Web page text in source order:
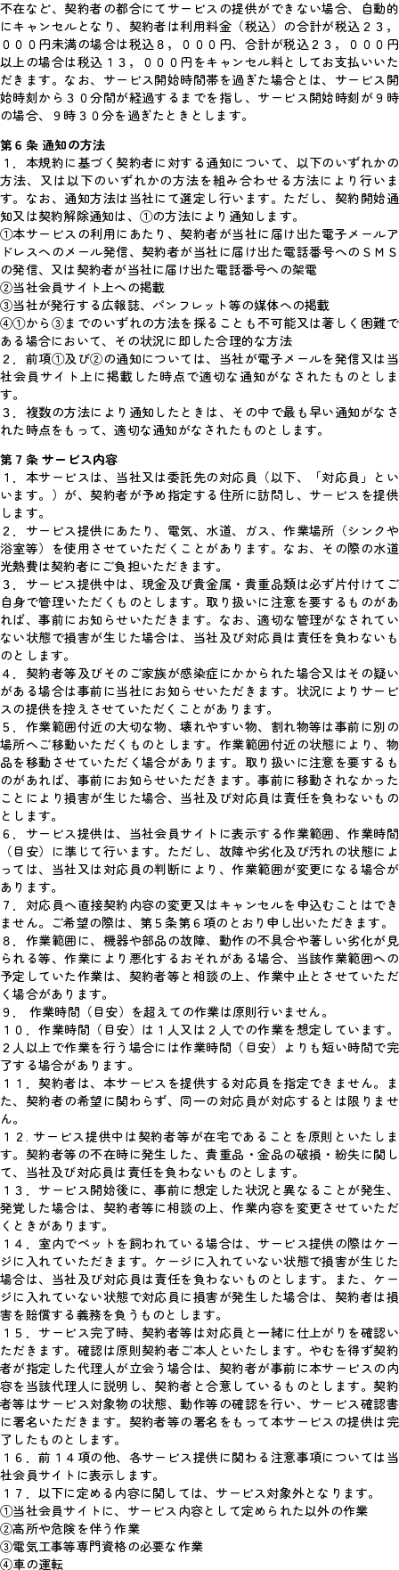
不在など、契約者の都合にてサービスの提供ができない場合、自動的
にキャンセルとなり、契約者は利用料金（税込）の合計が税込２３，
０００円未満の場合は税込８，０００円、合計が税込２３，０００円
以上の場合は税込１３，０００円をキャンセル料としてお支払いいた
だきます。なお、サービス開始時間帯を過ぎた場合とは、サービス開
始時刻から３０分間が経過するまでを指し、サービス開始時刻が９時
の場合、９時３０分を過ぎたときとします。
第６条 通知の方法
１．本規約に基づく契約者に対する通知について、以下のいずれかの
方法、又は以下のいずれかの方法を組み合わせる方法により行いま
す。なお、通知方法は当社にて選定し行います。ただし、契約開始通
知又は契約解除通知は、①の方法により通知します。
①本サービスの利用にあたり、契約者が当社に届け出た電子メールア
ドレスへのメール発信、契約者が当社に届け出た電話番号へのＳＭＳ
の発信、又は契約者が当社に届け出た電話番号への架電
②当社会員サイト上への掲載
③当社が発行する広報誌、パンフレット等の媒体への掲載
④①から③までのいずれの方法を採ることも不可能又は著しく困難で
ある場合において、その状況に即した合理的な方法
２．前項①及び②の通知については、当社が電子メールを発信又は当
社会員サイト上に掲載した時点で適切な通知がなされたものとしま
す。
３．複数の方法により通知したときは、その中で最も早い通知がなさ
れた時点をもって、適切な通知がなされたものとします。
第７条 サービス内容
１．本サービスは、当社又は委託先の対応員（以下、「対応員」とい
います。）が、契約者が予め指定する住所に訪問し、サービスを提供
します。
２．サービス提供にあたり、電気、水道、ガス、作業場所（シンクや
浴室等）を使用させていただくことがあります。なお、その際の水道
光熱費は契約者にご負担いただきます。
３．サービス提供中は、現金及び貴金属・貴重品類は必ず片付けてご
自身で管理いただくものとします。取り扱いに注意を要するものがあ
れば、事前にお知らせいただきます。なお、適切な管理がなされてい
ない状態で損害が生じた場合は、当社及び対応員は責任を負わないも
のとします。
４．契約者等及びそのご家族が感染症にかかられた場合又はその疑い
がある場合は事前に当社にお知らせいただきます。状況によりサービ
スの提供を控えさせていただくことがあります。
５．作業範囲付近の大切な物、壊れやすい物、割れ物等は事前に別の
場所へご移動いただくものとします。作業範囲付近の状態により、物
品を移動させていただく場合があります。取り扱いに注意を要するも
のがあれば、事前にお知らせいただきます。事前に移動されなかった
ことにより損害が生じた場合、当社及び対応員は責任を負わないもの
とします。
６．サービス提供は、当社会員サイトに表示する作業範囲、作業時間
（目安）に準じて行います。ただし、故障や劣化及び汚れの状態によ
っては、当社又は対応員の判断により、作業範囲が変更になる場合が
あります。
７．対応員へ直接契約内容の変更又はキャンセルを申込むことはでき
ません。ご希望の際は、第５条第６項のとおり申し出いただきます。
８．作業範囲に、機器や部品の故障、動作の不具合や著しい劣化が見
られる等、作業により悪化するおそれがある場合、当該作業範囲への
予定していた作業は、契約者等と相談の上、作業中止とさせていただ
く場合があります。
９． 作業時間（目安）を超えての作業は原則行いません。
１０．作業時間（目安）は１人又は２人での作業を想定しています。
２人以上で作業を行う場合には作業時間（目安）よりも短い時間で完
了する場合があります。
１１．契約者は、本サービスを提供する対応員を指定できません。ま
た、契約者の希望に関わらず、同一の対応員が対応するとは限りませ
ん。
１２. サービス提供中は契約者等が在宅であることを原則といたしま
す。契約者等の不在時に発生した、貴重品・金品の破損・紛失に関し
て、当社及び対応員は責任を負わないものとします。
１３．サービス開始後に、事前に想定した状況と異なることが発生、
発覚した場合は、契約者等に相談の上、作業内容を変更させていただ
くときがあります。
１４．室内でペットを飼われている場合は、サービス提供の際はケー
ジに入れていただきます。ケージに入れていない状態で損害が生じた
場合は、当社及び対応員は責任を負わないものとします。また、ケー
ジに入れていない状態で対応員に損害が発生した場合は、契約者は損
害を賠償する義務を負うものとします。
１５．サービス完了時、契約者等は対応員と一緒に仕上がりを確認い
ただきます。確認は原則契約者ご本人といたします。やむを得ず契約
者が指定した代理人が立会う場合は、契約者が事前に本サービスの内
容を当該代理人に説明し、契約者と合意しているものとします。契約
者等はサービス対象物の状態、動作等の確認を行い、サービス確認書
に署名いただきます。契約者等の署名をもって本サービスの提供は完
了したものとします。
１６．前１４項の他、各サービス提供に関わる注意事項については当
社会員サイトに表示します。
１７．以下に定める内容に関しては、サービス対象外となります。
①当社会員サイトに、サービス内容として定められた以外の作業
②高所や危険を伴う作業
③電気工事等専門資格の必要な作業
④車の運転